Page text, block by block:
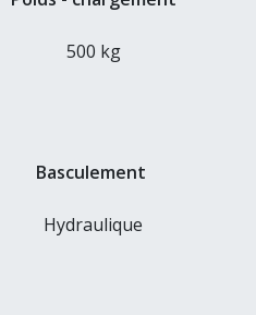
500 kg
Basculement
Hydraulique